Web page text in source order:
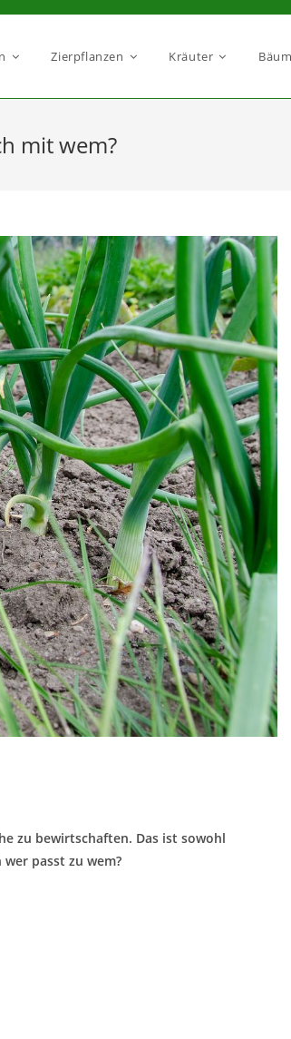
Zierpflanzen Kräuter
mit wem?
zu bewirtschaften. Das ist sowohl
passt zu wem?